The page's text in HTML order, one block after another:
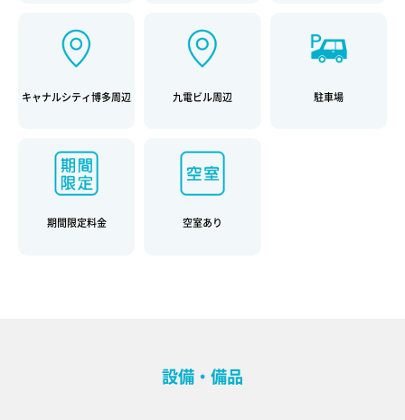
キャナルシティ博多周辺 九電ビル周辺 駐車場
期間限定料金 空室あり
設備・備品